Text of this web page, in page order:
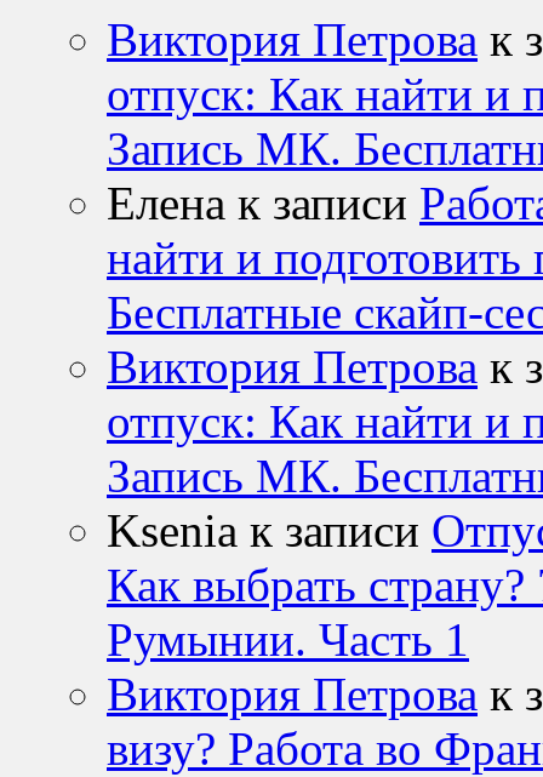
Виктория Петрова к
отпуск: Как найти и
Запись МК.
Елена к записи
найти и
Бесплатные скайп-
Виктория Петрова к
отпуск: Как найти и
Запись МК.
Ksenia к записи
Как выбрать
Румынии. Часть 1
Виктория Петрова к
визу? Работа во